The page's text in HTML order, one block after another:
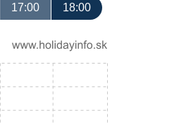
17:00 18:00